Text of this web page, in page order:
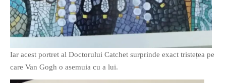
Clasicul „Despre mine…”
Contact
Albastra!
Download 101 Movie
Iar acest portret al Doctorului Catchet surprinde exact tristețea pe
care Van Gogh o asemuia cu a lui.